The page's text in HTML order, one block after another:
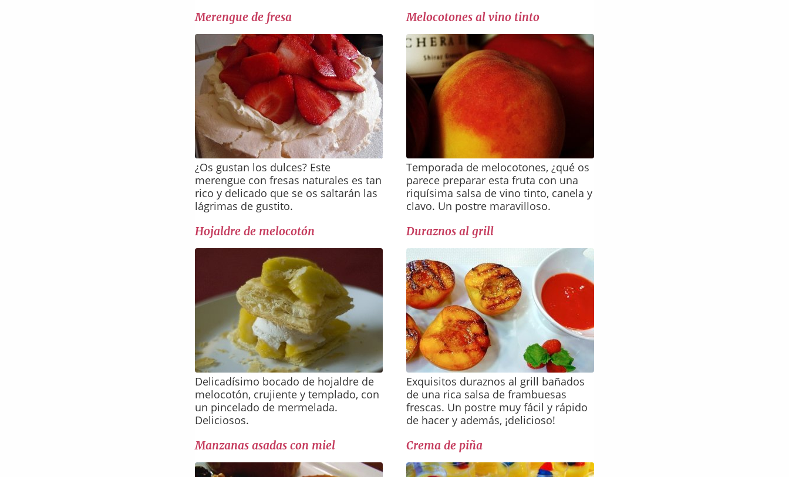
Merengue de fresa
¿Os gustan los dulces? Este
merengue con fresas naturales es tan
rico y delicado que se os saltarán las
lágrimas de gustito.
Melocotones al vino tinto
Temporada de melocotones, ¿qué os
parece preparar esta fruta con una
riquísima salsa de vino tinto, canela y
clavo. Un postre maravilloso.
Hojaldre de melocotón
Delicadísimo bocado de hojaldre de
melocotón, crujiente y templado, con
un pincelado de mermelada.
Deliciosos.
Duraznos al grill
Exquisitos duraznos al grill bañados
de una rica salsa de frambuesas
frescas. Un postre muy fácil y rápido
de hacer y además, ¡delicioso!
Manzanas asadas con miel
Crema de piña